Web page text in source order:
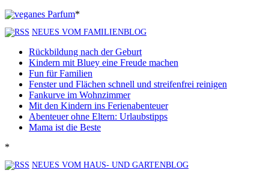
*
NEUES VOM FAMILIENBLOG
Rückbildung nach der Geburt
Kindern mit Bluey eine Freude machen
Fun für Familien
Fenster und Flächen schnell und streifenfrei reinigen
Fankurve im Wohnzimmer
Mit den Kindern ins Ferienabenteuer
Abenteuer ohne Eltern: Urlaubstipps
Mama ist die Beste
*
NEUES VOM HAUS- UND GARTENBLOG